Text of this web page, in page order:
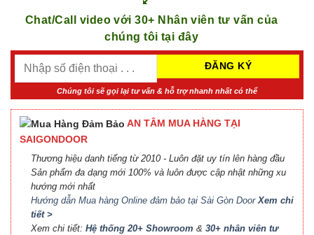
Chat/Call video với 30+ Nhân viên tư vấn của
chúng tôi tại đây
Chúng tôi sẽ gọi lại tư vấn & hỗ trợ nhanh nhất có thể
AN TÂM MUA HÀNG TẠI
SAIGONDOOR
Thương hiệu danh tiếng từ 2010 - Luôn đặt uy tín lên hàng đầu
Sản phẩm đa dạng mới 100% và luôn được cập nhật những xu
hướng mới nhất
Hướng dẫn Mua hàng Online đảm bảo tại Sài Gòn DoorXem chi
tiết >
Xem chi tiết: Hệ thống 20+ Showroom & 30+ nhân viên tư